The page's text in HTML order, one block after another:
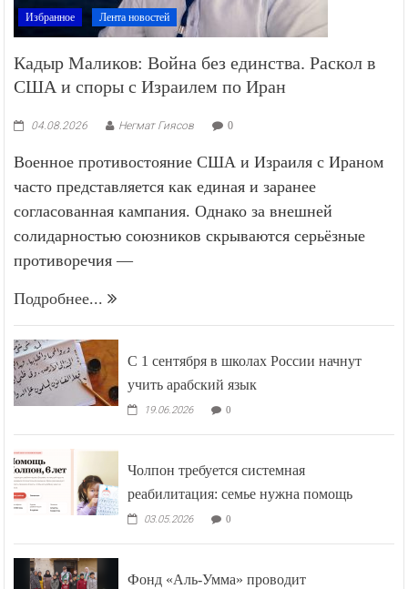
Избранное Лента новостей
Кадыр Маликов: Война без единства. Раскол в
США и споры с Израилем по Иран
04.08.2026 Негмат Гиясов 0
Военное противостояние США и Израиля с Ираном
часто представляется как единая и заранее
согласованная кампания. Однако за внешней
солидарностью союзников скрываются серьёзные
противоречия —
Подробнее...
С 1 сентября в школах России начнут
учить арабский язык
19.06.2026 0
Чолпон требуется системная
реабилитация: семье нужна помощь
03.05.2026 0
Фонд «Аль-Умма» проводит